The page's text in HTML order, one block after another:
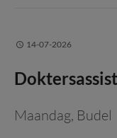
14-07-2026
Maandag, Budel